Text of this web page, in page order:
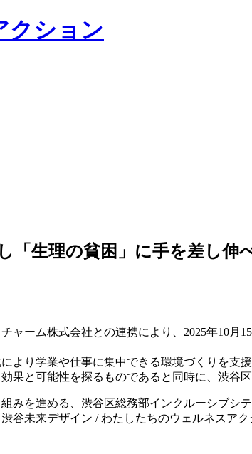
「生理の貧困」に手を差し伸
ャーム株式会社との連携により、2025年10
より学業や仕事に集中できる環境づくりを
果と可能性を探るものであると同時に、渋谷
みを進める、渋谷区総務部インクルーシブシ
谷未来デザイン / わたしたちのウェルネスアク